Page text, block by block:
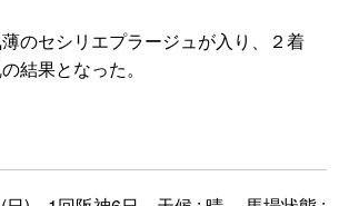
のセシリエプラージュが入り、２着
結果となった。